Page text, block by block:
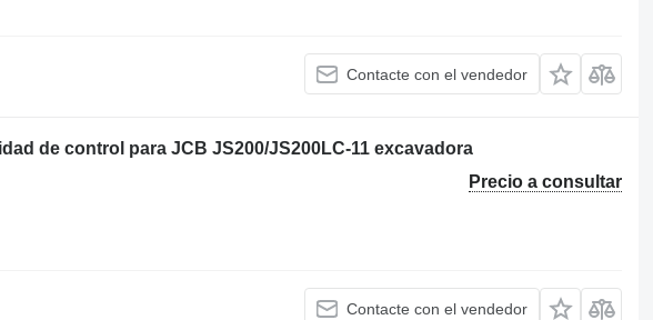
Contacte con el vendedor
de control para JCB JS200/JS200LC-11 excavadora
Precio a consultar
Contacte con el vendedor